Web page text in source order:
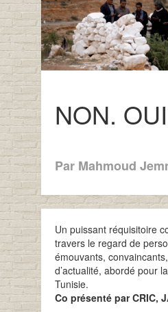
NON. OUI
Par Mahmoud
Un puissant réquisitoire
travers le regard de
émouvants,
d’actualité, abordé pour
Tunisie.
Co présenté par CRIC,